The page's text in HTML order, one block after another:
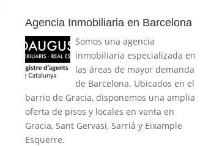
Agencia Inmobiliaria en Barcelona
Somos una agencia
inmobiliaria especializada en
las áreas de mayor demanda
de Barcelona. Ubicados en el
barrio de Gracia, disponemos una amplia
oferta de pisos y locales en venta en
Gracia, Sant Gervasi, Sarriá y Eixample
Esquerre.